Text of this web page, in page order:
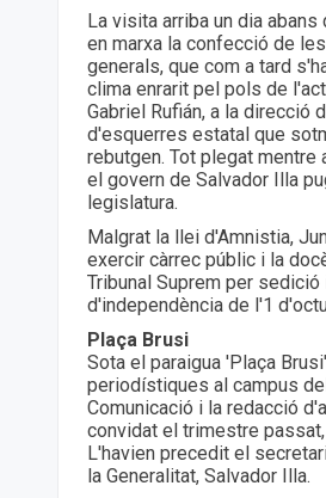
La visita arriba un dia
en marxa la confecció de
generals, que com a tard
clima enrarit pel pols de
Gabriel Rufián, a la direcció
d'esquerres estatal que
rebutgen. Tot plegat mentre
el govern de Salvador Illa
legislatura.
Malgrat la llei d'Amnistia,
exercir càrrec públic i la
Tribunal Suprem per
d'independència de l'1
Plaça Brusi
Sota el paraigua 'Plaça
periodístiques al campus
Comunicació i la redacció
convidat el trimestre
L'havien precedit el
la Generalitat, Salvador Illa.